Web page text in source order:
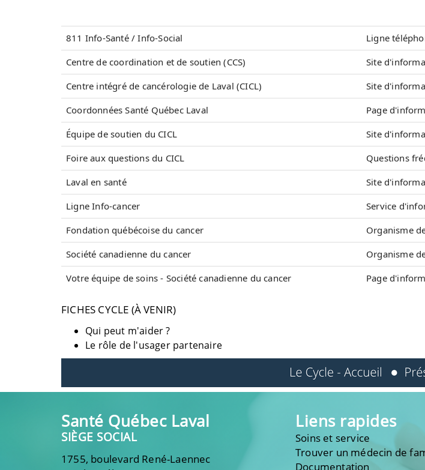
811 Info-Santé / Info-Social Ligne
Centre de coordination et de soutien (CCS)
Site
Centre intégré de cancérologie de Laval (CICL)
Site
Coordonnées Santé Québec Laval
Page
Équipe de soutien du CICL
Site
Foire aux questions du CICL
Questions
Laval en santé
Site
Ligne Info-cancer
Service
Fondation québécoise du cancer
Organisme
Société canadienne du cancer
Organisme
Votre équipe de soins - Société canadienne du cancer
Page
FICHES CYCLE (À VENIR)
Qui peut m'aider ?
Le rôle de l'usager partenaire
Santé Québec Laval
SIÈGE SOCIAL
1755, boulevard René-Laennec
Liens rapides
Soins et service
Trouver un médecin de
Documentation